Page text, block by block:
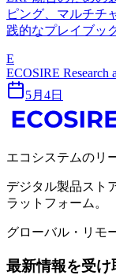
ピング、マルチチ
践的なプレイブッ
E
ECOSIRE Research
5月4日
エコシステムのリ
デジタル製品スト
ラットフォーム。
グローバル・リモ
最新情報を受け